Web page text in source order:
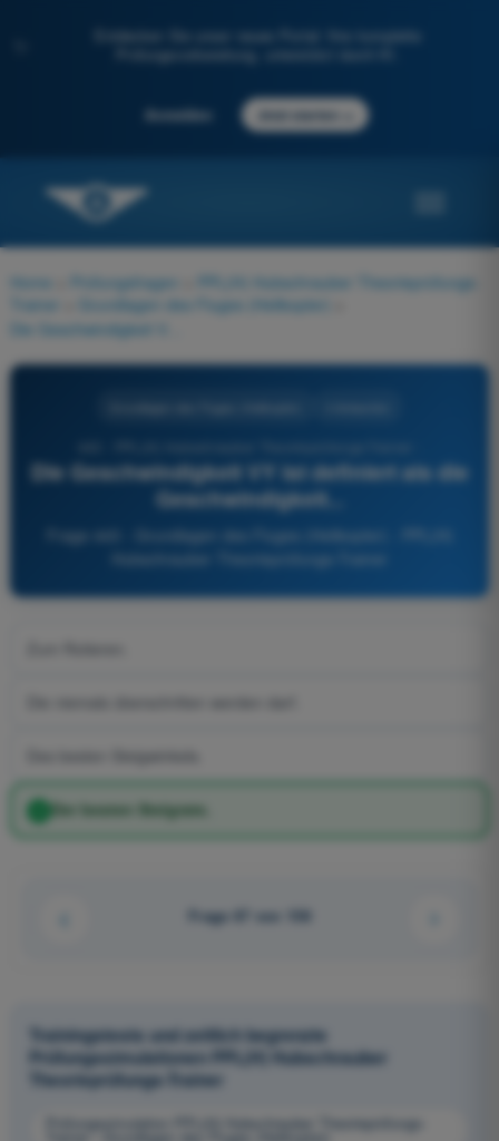
Entdecken Sie unser neues Portal: Ihre komplette
Prüfungsvorbereitung, unterstützt durch KI.
Anmelden Jetzt starten
Home Prüfungsfragen
PPL(H) Hubschrauber Theorieprüfungs-
Trainer
Grundlagen des Fluges (Helikopter)
Die Geschwindigkeit VY ist definiert als die
Geschwindigkeit...
Frage 443 - Grundlagen des Fluges (Helikopter) - PPL(H)
Der besten Steigrate.
Frage 67 von 158
Trainingstests und zeitlich begrenzte
Prüfungssimulationen PPL(H) Hubschrauber
Theorieprüfungs-Trainer
Prüfungssimulation PPL(H) Hubschrauber Theorieprüfungs-